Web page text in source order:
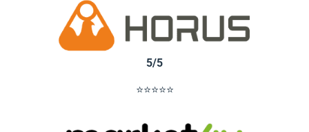
5/5
⭐⭐⭐⭐⭐